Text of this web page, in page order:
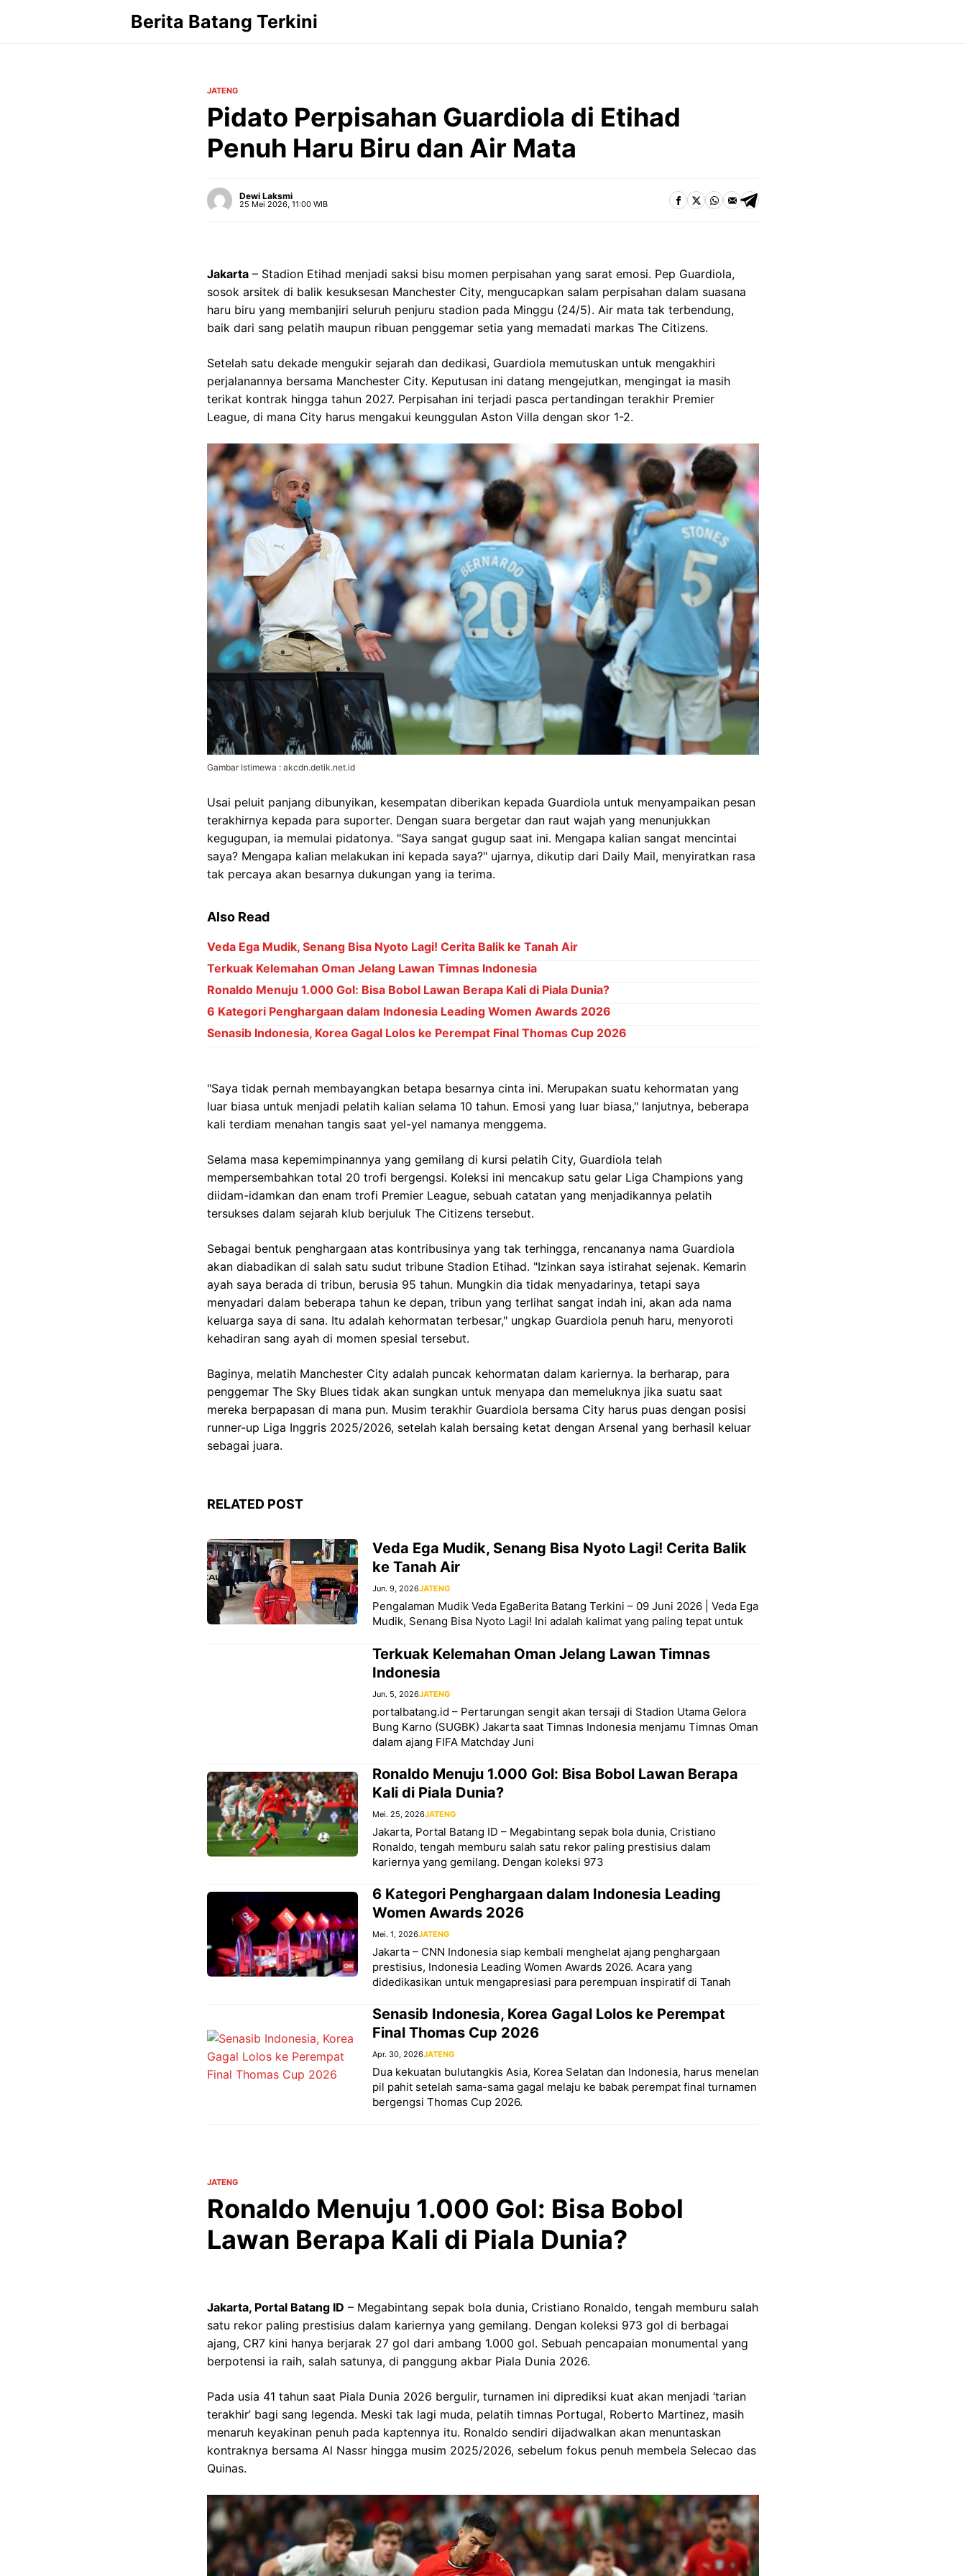
Berita Batang Terkini
JATENG
Pidato Perpisahan Guardiola di Etihad
Penuh Haru Biru dan Air Mata
Dewi Laksmi
25 Mei 2026, 11:00 WIB
Jakarta – Stadion Etihad menjadi saksi bisu momen perpisahan yang sarat emosi. Pep Guardiola,
sosok arsitek di balik kesuksesan Manchester City, mengucapkan salam perpisahan dalam suasana
haru biru yang membanjiri seluruh penjuru stadion pada Minggu (24/5). Air mata tak terbendung,
baik dari sang pelatih maupun ribuan penggemar setia yang memadati markas The Citizens.
Setelah satu dekade mengukir sejarah dan dedikasi, Guardiola memutuskan untuk mengakhiri
perjalanannya bersama Manchester City. Keputusan ini datang mengejutkan, mengingat ia masih
terikat kontrak hingga tahun 2027. Perpisahan ini terjadi pasca pertandingan terakhir Premier
League, di mana City harus mengakui keunggulan Aston Villa dengan skor 1-2.
Gambar Istimewa : akcdn.detik.net.id
Usai peluit panjang dibunyikan, kesempatan diberikan kepada Guardiola untuk menyampaikan pesan
terakhirnya kepada para suporter. Dengan suara bergetar dan raut wajah yang menunjukkan
kegugupan, ia memulai pidatonya. "Saya sangat gugup saat ini. Mengapa kalian sangat mencintai
saya? Mengapa kalian melakukan ini kepada saya?" ujarnya, dikutip dari Daily Mail, menyiratkan rasa
tak percaya akan besarnya dukungan yang ia terima.
Also Read
Veda Ega Mudik, Senang Bisa Nyoto Lagi! Cerita Balik ke Tanah Air
Terkuak Kelemahan Oman Jelang Lawan Timnas Indonesia
Ronaldo Menuju 1.000 Gol: Bisa Bobol Lawan Berapa Kali di Piala Dunia?
6 Kategori Penghargaan dalam Indonesia Leading Women Awards 2026
Senasib Indonesia, Korea Gagal Lolos ke Perempat Final Thomas Cup 2026
"Saya tidak pernah membayangkan betapa besarnya cinta ini. Merupakan suatu kehormatan yang
luar biasa untuk menjadi pelatih kalian selama 10 tahun. Emosi yang luar biasa," lanjutnya, beberapa
kali terdiam menahan tangis saat yel-yel namanya menggema.
Selama masa kepemimpinannya yang gemilang di kursi pelatih City, Guardiola telah
mempersembahkan total 20 trofi bergengsi. Koleksi ini mencakup satu gelar Liga Champions yang
diidam-idamkan dan enam trofi Premier League, sebuah catatan yang menjadikannya pelatih
tersukses dalam sejarah klub berjuluk The Citizens tersebut.
Sebagai bentuk penghargaan atas kontribusinya yang tak terhingga, rencananya nama Guardiola
akan diabadikan di salah satu sudut tribune Stadion Etihad. "Izinkan saya istirahat sejenak. Kemarin
ayah saya berada di tribun, berusia 95 tahun. Mungkin dia tidak menyadarinya, tetapi saya
menyadari dalam beberapa tahun ke depan, tribun yang terlihat sangat indah ini, akan ada nama
keluarga saya di sana. Itu adalah kehormatan terbesar," ungkap Guardiola penuh haru, menyoroti
kehadiran sang ayah di momen spesial tersebut.
Baginya, melatih Manchester City adalah puncak kehormatan dalam kariernya. Ia berharap, para
penggemar The Sky Blues tidak akan sungkan untuk menyapa dan memeluknya jika suatu saat
mereka berpapasan di mana pun. Musim terakhir Guardiola bersama City harus puas dengan posisi
runner-up Liga Inggris 2025/2026, setelah kalah bersaing ketat dengan Arsenal yang berhasil keluar
sebagai juara.
RELATED POST
Veda Ega Mudik, Senang Bisa Nyoto Lagi! Cerita Balik
ke Tanah Air
Jun. 9, 2026JATENG
Pengalaman Mudik Veda EgaBerita Batang Terkini – 09 Juni 2026 | Veda Ega
Mudik, Senang Bisa Nyoto Lagi! Ini adalah kalimat yang paling tepat untuk
Terkuak Kelemahan Oman Jelang Lawan Timnas
Indonesia
Jun. 5, 2026JATENG
portalbatang.id – Pertarungan sengit akan tersaji di Stadion Utama Gelora
Bung Karno (SUGBK) Jakarta saat Timnas Indonesia menjamu Timnas Oman
dalam ajang FIFA Matchday Juni
Ronaldo Menuju 1.000 Gol: Bisa Bobol Lawan Berapa
Kali di Piala Dunia?
Mei. 25, 2026JATENG
Jakarta, Portal Batang ID – Megabintang sepak bola dunia, Cristiano
Ronaldo, tengah memburu salah satu rekor paling prestisius dalam
kariernya yang gemilang. Dengan koleksi 973
6 Kategori Penghargaan dalam Indonesia Leading
Women Awards 2026
Mei. 1, 2026JATENG
Jakarta – CNN Indonesia siap kembali menghelat ajang penghargaan
prestisius, Indonesia Leading Women Awards 2026. Acara yang
didedikasikan untuk mengapresiasi para perempuan inspiratif di Tanah
Senasib Indonesia, Korea Gagal Lolos ke Perempat
Final Thomas Cup 2026
Apr. 30, 2026JATENG
Dua kekuatan bulutangkis Asia, Korea Selatan dan Indonesia, harus menelan
pil pahit setelah sama-sama gagal melaju ke babak perempat final turnamen
bergengsi Thomas Cup 2026.
JATENG
Ronaldo Menuju 1.000 Gol: Bisa Bobol
Lawan Berapa Kali di Piala Dunia?
Jakarta, Portal Batang ID – Megabintang sepak bola dunia, Cristiano Ronaldo, tengah memburu salah
satu rekor paling prestisius dalam kariernya yang gemilang. Dengan koleksi 973 gol di berbagai
ajang, CR7 kini hanya berjarak 27 gol dari ambang 1.000 gol. Sebuah pencapaian monumental yang
berpotensi ia raih, salah satunya, di panggung akbar Piala Dunia 2026.
Pada usia 41 tahun saat Piala Dunia 2026 bergulir, turnamen ini diprediksi kuat akan menjadi ‘tarian
terakhir’ bagi sang legenda. Meski tak lagi muda, pelatih timnas Portugal, Roberto Martinez, masih
menaruh keyakinan penuh pada kaptennya itu. Ronaldo sendiri dijadwalkan akan menuntaskan
kontraknya bersama Al Nassr hingga musim 2025/2026, sebelum fokus penuh membela Selecao das
Quinas.